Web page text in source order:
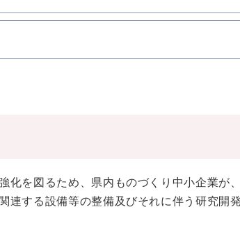
化を図るため、県内ものづくり中小企業が
連する設備等の整備及びそれに伴う研究開